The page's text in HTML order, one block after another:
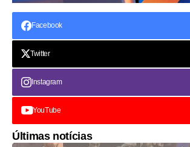
Facebook
Twitter
Instagram
YouTube
Últimas notícias